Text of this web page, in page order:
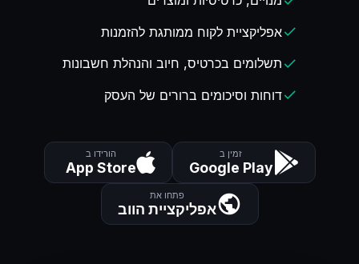
checkאפליקציית לקוח ממותגת להזמנות
check תשלומים בכרטיס, חיוב והנהלת חשבונות
checkדוחות וסיכומים ברורים של העסק
זמין ב
Google Play
הורידו ב
App Store
פתחו את
אפליקציית הווב